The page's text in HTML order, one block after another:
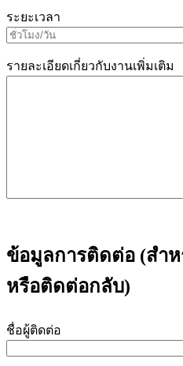
ระยะเวลา
รายละเอียดเกี่ยวกับงานเพิ่มเติม
ข้อมูลการติดต่อ (สำห
หรือติดต่อกลับ)
ชื่อผู้ติดต่อ